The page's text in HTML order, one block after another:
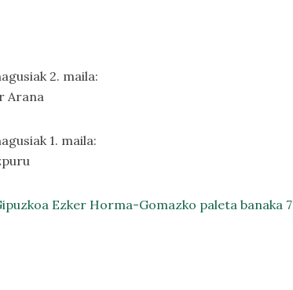
2. maila:
Arana
1. maila:
Ezker Horma-Gomazko paleta banaka 7